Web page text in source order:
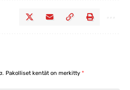
Pakolliset kentät on merkitty *